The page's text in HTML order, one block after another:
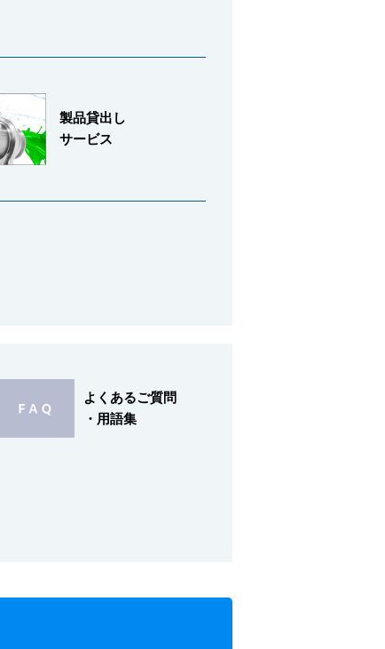
製品貸出し
サービス
よくあるご質問
・用語集